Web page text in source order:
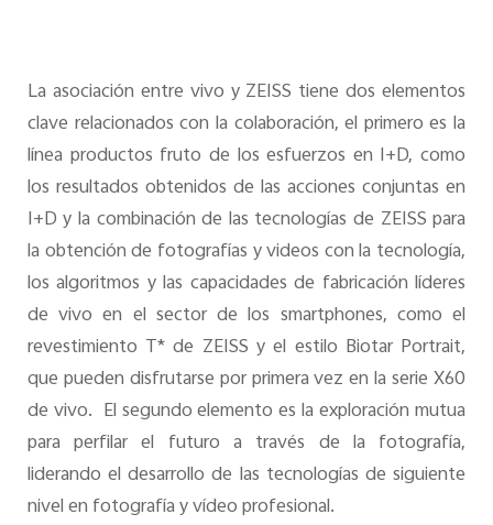
La asociación entre vivo y ZEISS tiene dos elementos
clave relacionados con la colaboración, el primero es la
línea productos fruto de los esfuerzos en I+D, como
los resultados obtenidos de las acciones conjuntas en
I+D y la combinación de las tecnologías de ZEISS para
la obtención de fotografías y videos con la tecnología,
los algoritmos y las capacidades de fabricación líderes
de vivo en el sector de los smartphones, como el
revestimiento T* de ZEISS y el estilo Biotar Portrait,
que pueden disfrutarse por primera vez en la serie X60
de vivo. El segundo elemento es la exploración mutua
para perfilar el futuro a través de la fotografía,
liderando el desarrollo de las tecnologías de siguiente
nivel en fotografía y vídeo profesional.